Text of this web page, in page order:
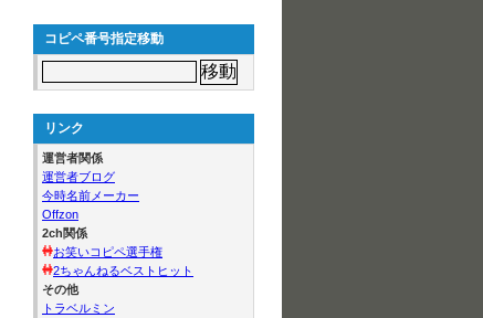
コピペ番号指定移動
リンク
運営者関係
運営者ブログ
今時名前メーカー
Offzon
2ch関係
お笑いコピペ選手権
2ちゃんねるベストヒット
その他
トラベルミン